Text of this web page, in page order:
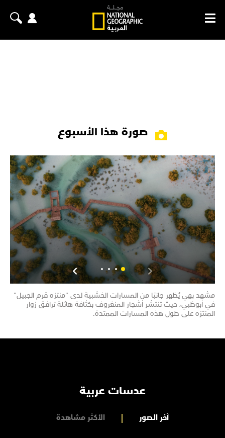
صورة هذا الأسبوع
مشهد بهي يُظهر جانبًا من المسارات الخشبية لدى "منتزه قرم الجبيل"
في أبوظبي، حيث تنتشر أشجار المنغروف بكثافة هائلة ترافق زوار
المنتزه على طول هذه المسارات الممتدة.
عدسات عربية
آخر الصور الأكثر مشاهدة